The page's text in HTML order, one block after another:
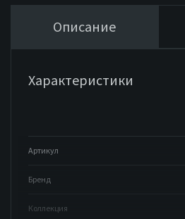
Описание
Характеристики
Артикул
Бренд
Коллекция